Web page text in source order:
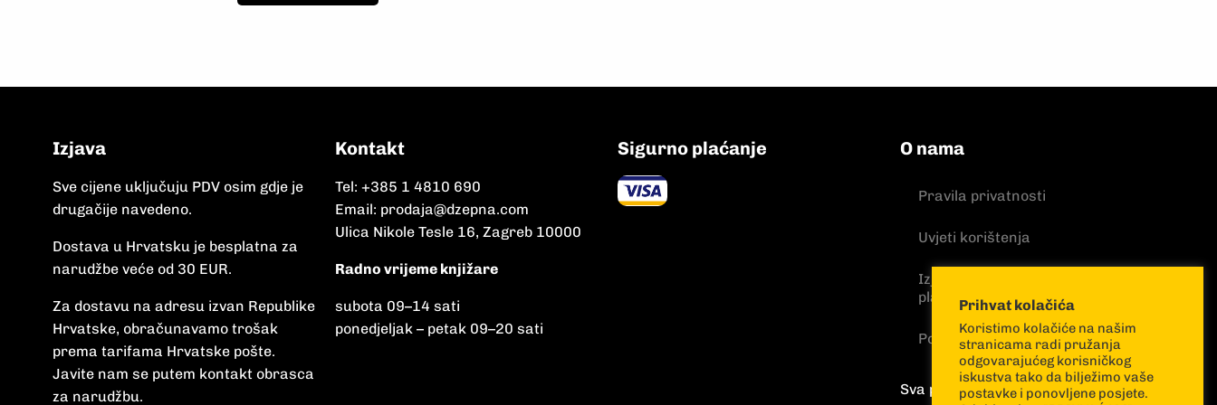
Izjava
Sve cijene uključuju PDV osim gdje je
drugačije navedeno.
Dostava u Hrvatsku je besplatna za
narudžbe veće od 30 EUR.
Za dostavu na adresu izvan Republike
Hrvatske, obračunavamo trošak
prema tarifama Hrvatske pošte.
Javite nam se putem kontakt obrasca
za narudžbu.
Kontakt
Tel: +385 1 4810 690
Email: prodaja@dzepna.com
Ulica Nikole Tesle 16, Zagreb 10000
Radno vrijeme knjižare
subota 09–14 sati
ponedjeljak – petak 09–20 sati
Sigurno plaćanje O nama
Pravila privatnosti
Uvjeti korištenja
Izjava o sigurnosti online
plaćanja
Politika kolačića
Sva prava pridržana
Prihvat kolačića
Koristimo kolačiće na našim
stranicama radi pružanja
odgovarajućeg korisničkog
iskustva tako da bilježimo vaše
postavke i ponovljene posjete.